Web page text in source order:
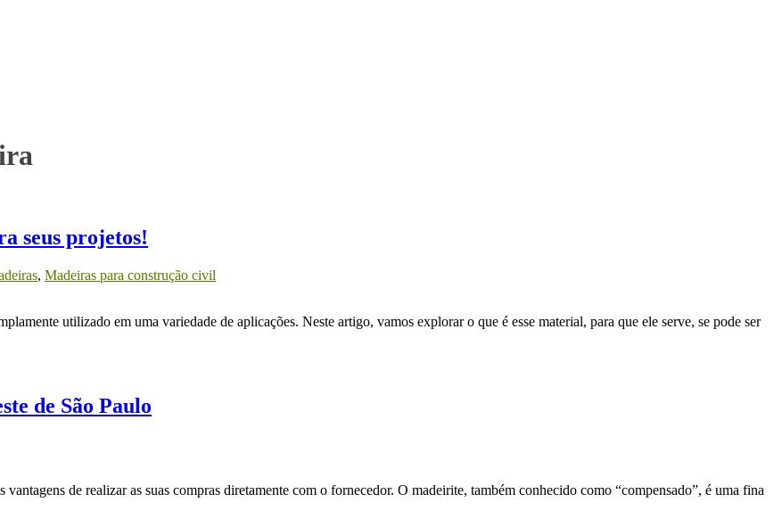
seus projetos!
, Madeiras para construção civil
utilizado em uma variedade de aplicações. Neste artigo, vamos explorar o que é esse material, para que ele serve, se pode ser
de São Paulo
de realizar as suas compras diretamente com o fornecedor. O madeirite, também conhecido como “compensado”, é uma fina